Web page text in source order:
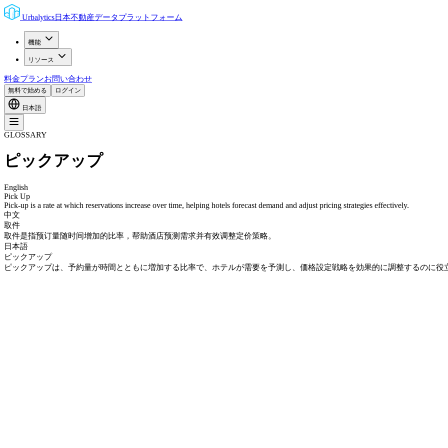
Urbalytics日本不動産データプラットフォーム
機能
リソース
料金プランお問い合わせ
無料で始める ログイン
日本語
GLOSSARY
ピックアップ
English
Pick Up
Pick-up is a rate at which reservations increase over time, helping hotels forecast demand and adjust pricing strategies effectively.
中文
取件
取件是指预订量随时间增加的比率，帮助酒店预测需求并有效调整定价策略。
日本語
ピックアップ
ピックアップは、予約量が時間とともに増加する比率で、ホテルが需要を予測し、価格設定戦略を効果的に調整するのに役